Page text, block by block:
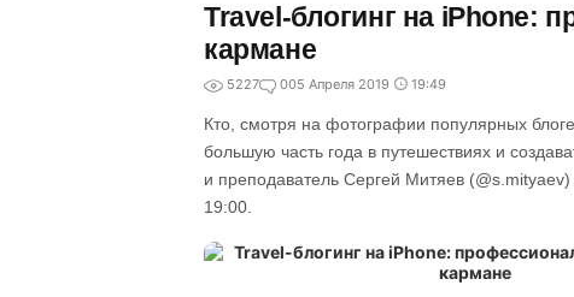
Travel-блогинг на iPhone:
кармане
5227 005 Апреля 2019 19:49
Кто, смотря на фотографии популярных
большую часть года в путешествиях и
и преподаватель Сергей Митяев
19:00.